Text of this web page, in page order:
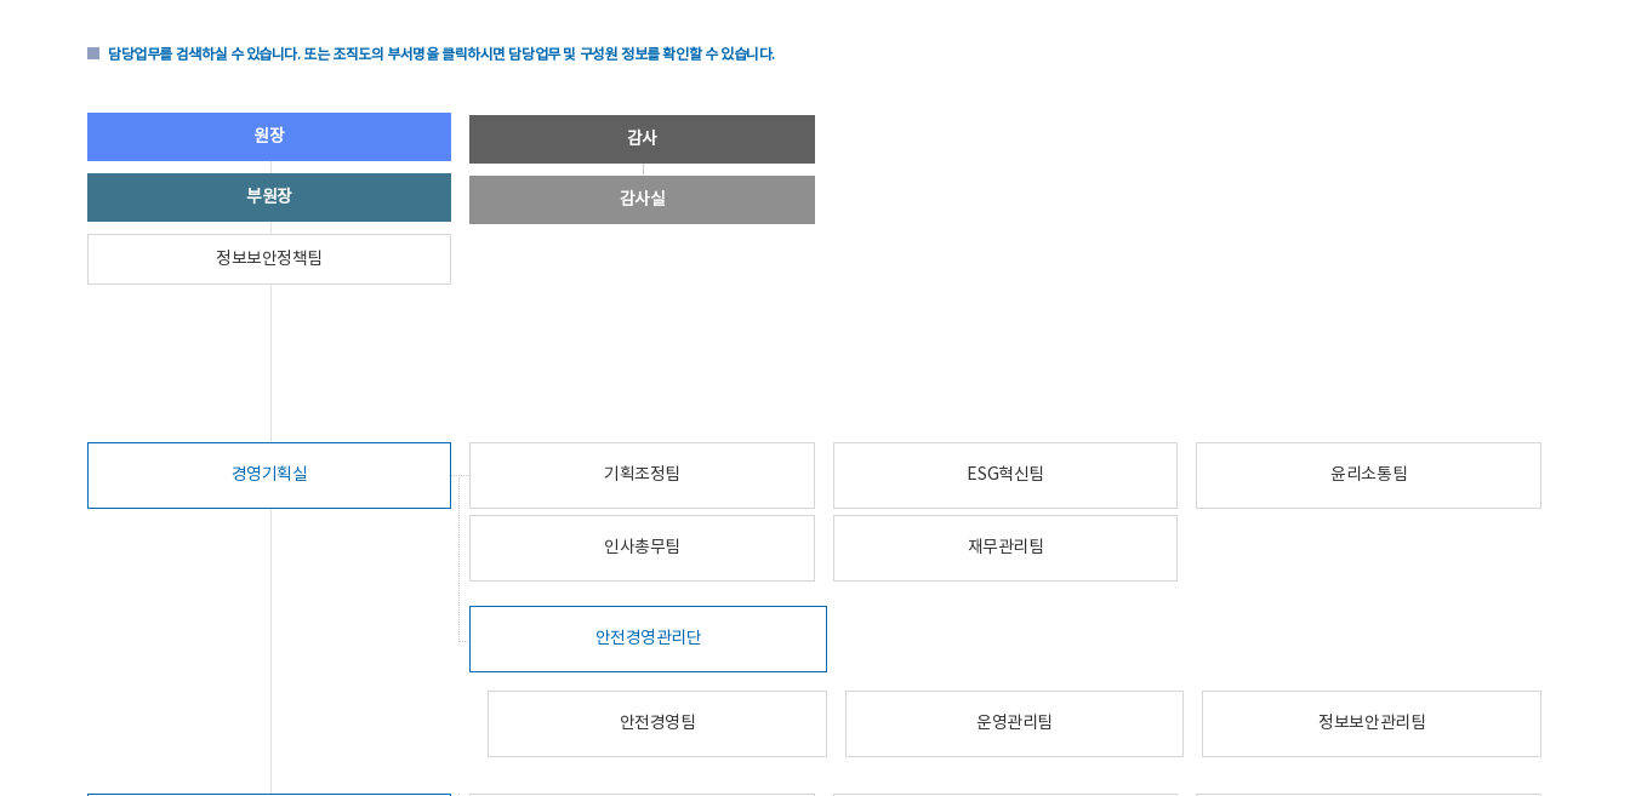
담당업무를 검색하실 수 있습니다. 또는 조직도의 부서명을 클릭하시면 담당업무 및 구성원 정보를 확인할 수 있습니다.
원장
부원장
정보보안정책팀
감사
감사실
경영기획실 기획조정팀 ESG혁신팀 윤리소통팀
인사총무팀 재무관리팀
안전경영관리단
안전경영팀 운영관리팀 정보보안관리팀